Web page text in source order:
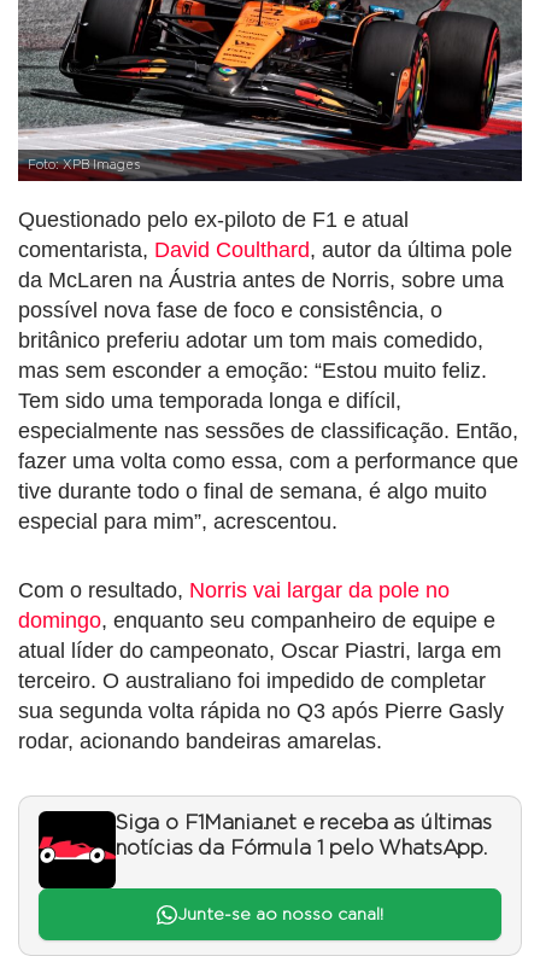
Foto: XPB Images
Questionado pelo ex-piloto de F1 e atual
comentarista, David Coulthard, autor da última pole
da McLaren na Áustria antes de Norris, sobre uma
possível nova fase de foco e consistência, o
britânico preferiu adotar um tom mais comedido,
mas sem esconder a emoção: “Estou muito feliz.
Tem sido uma temporada longa e difícil,
especialmente nas sessões de classificação. Então,
fazer uma volta como essa, com a performance que
tive durante todo o final de semana, é algo muito
especial para mim”, acrescentou.
Com o resultado, Norris vai largar da pole no
domingo, enquanto seu companheiro de equipe e
atual líder do campeonato, Oscar Piastri, larga em
terceiro. O australiano foi impedido de completar
sua segunda volta rápida no Q3 após Pierre Gasly
rodar, acionando bandeiras amarelas.
Siga o F1Mania.net e receba as últimas
notícias da Fórmula 1 pelo WhatsApp.
Junte-se ao nosso canal!